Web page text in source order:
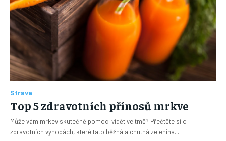
Strava
Top 5 zdravotních přínosů mrkve
Může vám mrkev skutečně pomoci vidět ve tmě? Přečtěte si o
zdravotních výhodách, které tato běžná a chutná zelenina...